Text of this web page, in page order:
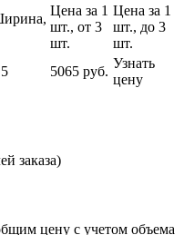
Цена за 1
шт., от 3
шт.
Цена за 1
шт., до 3
шт.
5065 руб.
Узнать
цену
заказа)
цену с учетом объема